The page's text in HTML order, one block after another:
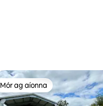
Mór ag aíonna
Mór ag aíonna